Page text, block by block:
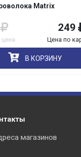
Matrix
249
Цена по
В КОРЗИНУ
магазинов